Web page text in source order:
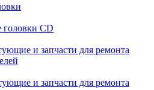
головки CD
и запчасти для ремонта
и запчасти для ремонта